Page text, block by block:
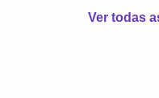
Ver todas